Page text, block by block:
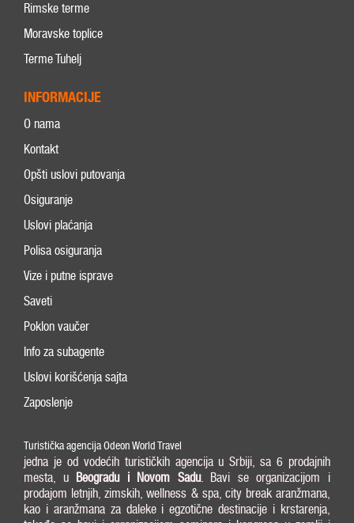
Rimske terme
Moravske toplice
Terme Tuhelj
INFORMACIJE
O nama
Kontakt
Opšti uslovi putovanja
Osiguranje
Uslovi plaćanja
Polisa osiguranja
Vize i putne isprave
Saveti
Poklon vaučer
Info za subagente
Uslovi korišćenja sajta
Zaposlenje
Turistička agencija Odeon World Travel
jedna je od vodećih turističkih agencija u Srbiji, sa 6 prodajnih
mesta, u Beogradu i Novom Sadu. Bavi se organizacijom i
prodajom letnjih, zimskih, wellness & spa, city break aranžmana,
kao i aranžmana za daleke i egzotične destinacije i krstarenja,